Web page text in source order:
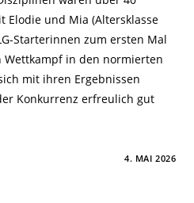
Elodie und Mia (Altersklasse
Starterinnen zum ersten Mal
in den normierten
mit ihren Ergebnissen
Konkurrenz erfreulich gut
4. MAI 2026